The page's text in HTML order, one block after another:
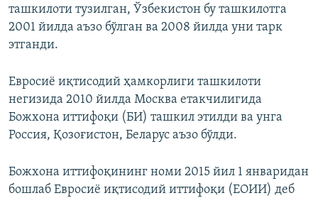
ташкилоти тузилган, Ўзбекистон бу ташкилотга
2001 йилда аъзо бўлган ва 2008 йилда уни тарк
этганди.
Евросиё иқтисодий ҳамкорлиги ташкилоти
негизида 2010 йилда Москва етакчилигида
Божхона иттифоқи (БИ) ташкил этилди ва унга
Россия, Қозоғистон, Беларус аъзо бўлди.
Божхона иттифоқининг номи 2015 йил 1 январидан
бошлаб Евросиё иқтисодий иттифоқи (ЕОИИ) деб